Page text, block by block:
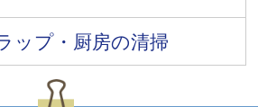
ップ・厨房の清掃